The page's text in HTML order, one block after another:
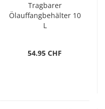
Tragbarer
Ölauffangbehälter 10
L
54.95 CHF